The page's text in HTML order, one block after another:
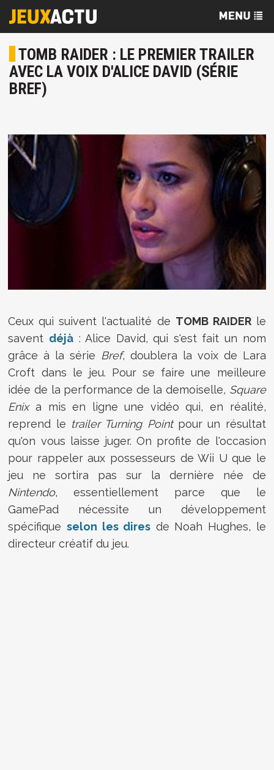
TOMB RAIDER : LE PREMIER TRAILER
AVEC LA VOIX D'ALICE DAVID (SÉRIE
BREF)
Ceux qui suivent l'actualité de TOMB RAIDERle
savent déjà : Alice David, qui s'est fait un nom
grâce à la série Bref, doublera la voix de Lara
Croft dans le jeu. Pour se faire une meilleure
idée de la performance de la demoiselle, Square
Enixa mis en ligne une vidéo qui, en réalité,
reprend le trailer Turning Pointpour un résultat
qu'on vous laisse juger. On profite de l'occasion
pour rappeler aux possesseurs de Wii U que le
jeu ne sortira pas sur la dernière née de
Nintendo, essentiellement parce que le
GamePad nécessite un développement
spécifiqueselon les dires de Noah Hughes, le
directeur créatif du jeu.